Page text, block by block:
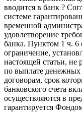
вводится в банк ?
системе
временной
удовлетворение
банка. Пунктом 1 ч. 6
ограничение,
настоящей статьи, не
по выплате денежных
договорам, срок
банковского счета
осуществляются в
гарантируется